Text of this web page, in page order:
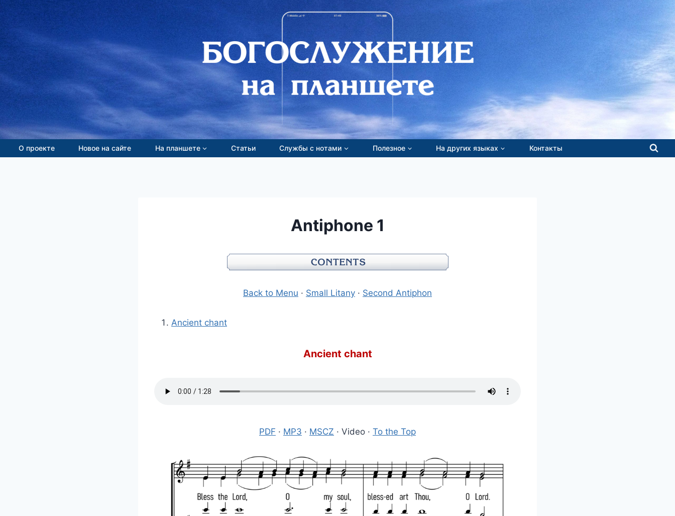
Перейти
содержимому
О проекте Новое на сайте На планшете Статьи Службы с нотами Полезное На других языках Контакты
Antiphone 1
Back to Menu · Small Litany · Second Antiphon
Ancient chant
Ancient chant
PDF · MP3 · MSCZ · Video · To the Top